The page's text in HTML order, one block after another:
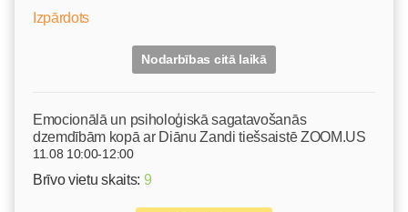
Izpārdots
Nodarbības citā laikā
Emocionālā un psiholoģiskā sagatavošanās
dzemdībām kopā ar Diānu Zandi tiešsaistē ZOOM.US
11.08 10:00-12:00
Brīvo vietu skaits: 9